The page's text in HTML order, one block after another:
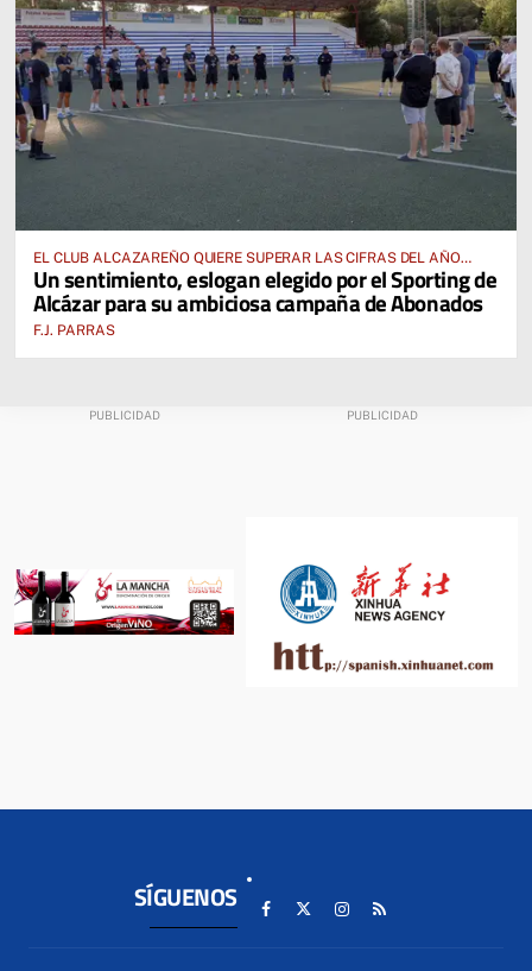
EL CLUB ALCAZAREÑO QUIERE SUPERAR LAS CIFRAS DEL AÑO
PASADO E INCLUSO DUPLICARLAS
Un sentimiento, eslogan elegido por el Sporting de
Alcázar para su ambiciosa campaña de Abonados
F.J. PARRAS
SÍGUENOS